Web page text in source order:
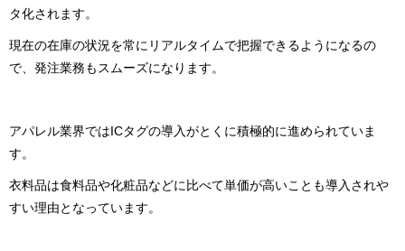
タ化されます。
現在の在庫の状況を常にリアルタイムで把握できるようになるの
で、発注業務もスムーズになります。
アパレル業界ではICタグの導入がとくに積極的に進められていま
す。
衣料品は食料品や化粧品などに比べて単価が高いことも導入されや
すい理由となっています。